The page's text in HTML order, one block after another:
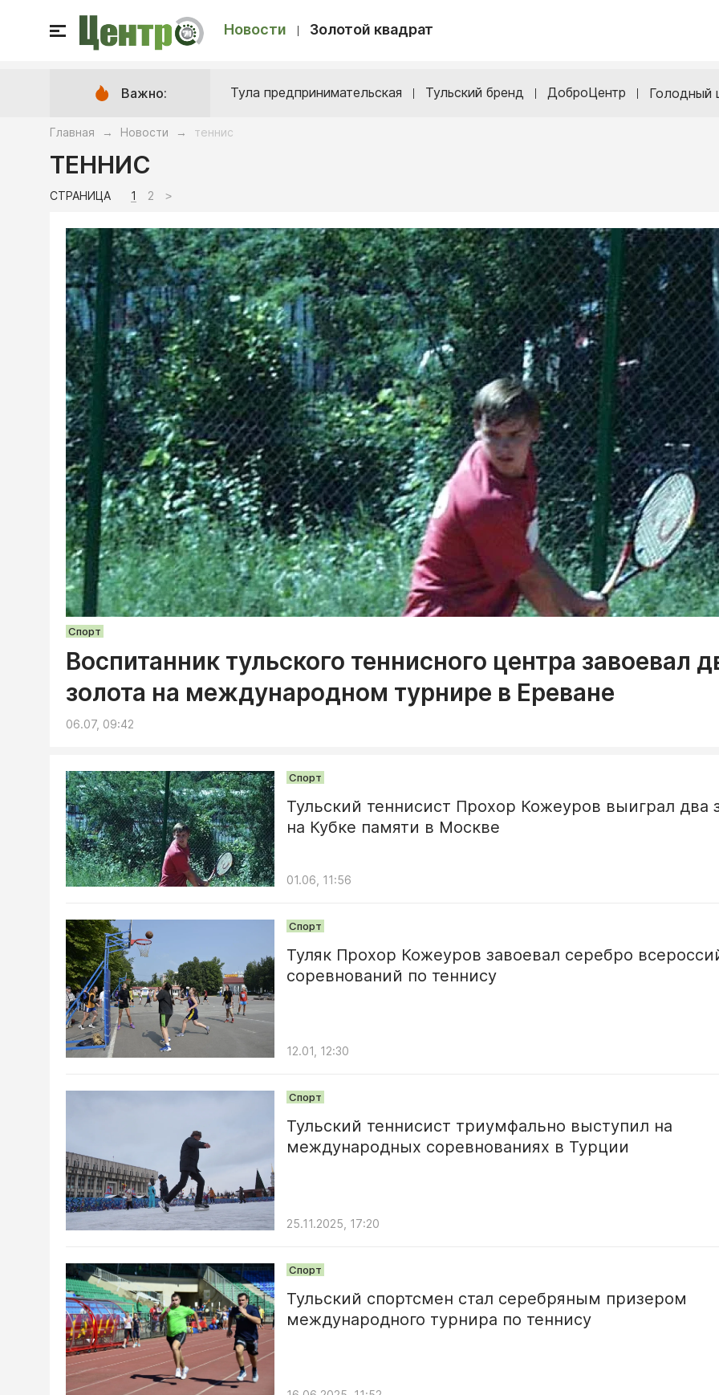
Новости Золотой квадрат
Важно: Тула предпринимательская Тульский бренд ДоброЦентр Голодный
Главная → Новости → теннис
ТЕННИС
СТРАНИЦА 1 2 >
Спорт
Воспитанник тульского теннисного центра завоевал
золота на международном турнире в Ереване
06.07, 09:42
Спорт
Тульский теннисист Прохор Кожеуров выиграл два
на Кубке памяти в Москве
01.06, 11:56
Спорт
Туляк Прохор Кожеуров завоевал серебро
соревнований по теннису
12.01, 12:30
Спорт
Тульский теннисист триумфально выступил на
международных соревнованиях в Турции
25.11.2025, 17:20
Спорт
Тульский спортсмен стал серебряным призером
международного турнира по теннису